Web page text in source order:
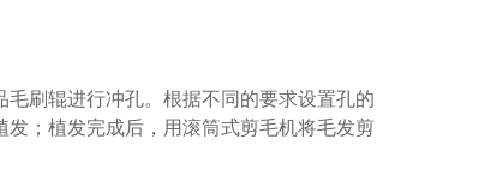
刷辊进行冲孔。根据不同的要求设置孔的
；植发完成后，用滚筒式剪毛机将毛发剪